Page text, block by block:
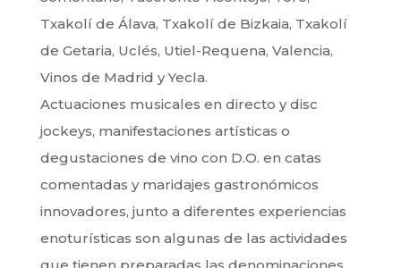
Txakolí de Álava, Txakolí de Bizkaia, Txakolí
de Getaria, Uclés, Utiel-Requena, Valencia,
Vinos de Madrid y Yecla.
Actuaciones musicales en directo y disc
jockeys, manifestaciones artísticas o
degustaciones de vino con D.O. en catas
comentadas y maridajes gastronómicos
innovadores, junto a diferentes experiencias
enoturísticas son algunas de las actividades